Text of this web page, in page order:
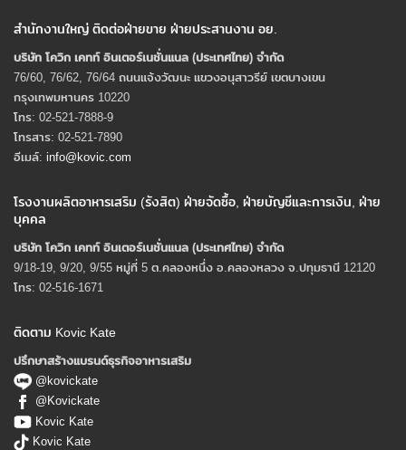
สำนักงานใหญ่ ติดต่อฝ่ายขาย ฝ่ายประสานงาน อย.
บริษัท โควิก เคทท์ อินเตอร์เนชั่นแนล (ประเทศไทย) จํากัด
76/60, 76/62, 76/64 ถนนแจ้งวัฒนะ แขวงอนุสาวรีย์ เขตบางเขน
กรุงเทพมหานคร 10220
โทร: 02-521-7888-9
โทรสาร: 02-521-7890
อีเมล์: info@kovic.com
โรงงานผลิตอาหารเสริม (รังสิต) ฝ่ายจัดซื้อ, ฝ่ายบัญชีและการเงิน, ฝ่าย
บุคคล
บริษัท โควิก เคทท์ อินเตอร์เนชั่นแนล (ประเทศไทย) จํากัด
9/18-19, 9/20, 9/55 หมู่ที่ 5 ต.คลองหนึ่ง อ.คลองหลวง จ.ปทุมธานี 12120
โทร: 02-516-1671
ติดตาม Kovic Kate
ปรึกษาสร้างแบรนด์ธุรกิจอาหารเสริม
@kovickate
@Kovickate
Kovic Kate
Kovic Kate